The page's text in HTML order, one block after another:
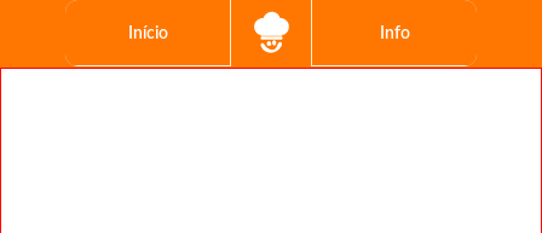
Início Info